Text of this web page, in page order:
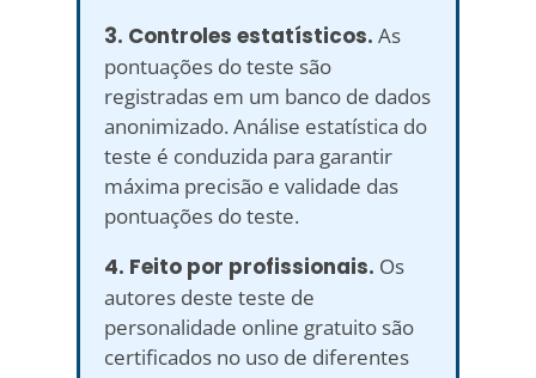
3. Controles estatísticos. As
pontuações do teste são
registradas em um banco de dados
anonimizado. Análise estatística do
teste é conduzida para garantir
máxima precisão e validade das
pontuações do teste.
4. Feito por profissionais. Os
autores deste teste de
personalidade online gratuito são
certificados no uso de diferentes